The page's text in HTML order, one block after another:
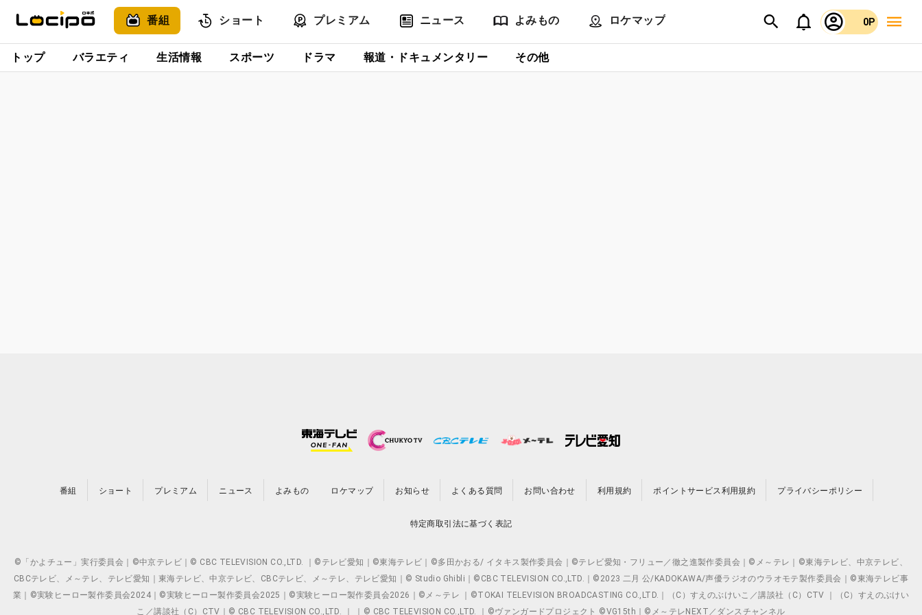
番組 ショート プレミアム ニュース よみもの ロケマップ 0P
トップ バラエティ 生活情報 スポーツ ドラマ 報道・ドキュメンタリー その他
番組 ショート プレミアム ニュース よみもの ロケマップ お知らせ よくある質問 お問い合わせ 利用規約 ポイントサービス利用規約 プライバシーポリシー
特定商取引法に基づく表記
©「かよチュー」実行委員会｜©中京テレビ｜© CBC TELEVISION CO.,LTD. ｜©テレビ愛知｜©東海テレビ｜©多田かおる/ イタキス製作委員会｜©テレビ愛知・フリュー／徹之進製作委員会｜©メ～テレ｜©東海テレビ、中京テレビ、
CBCテレビ、メ～テレ、テレビ愛知｜東海テレビ、中京テレビ、CBCテレビ、メ～テレ、テレビ愛知｜© Studio Ghibli｜©CBC TELEVISION CO.,LTD.｜©2023 二月 公/KADOKAWA/声優ラジオのウラオモテ製作委員会｜©東海テレビ事
業｜©実験ヒーロー製作委員会2024｜©実験ヒーロー製作委員会2025｜©実験ヒーロー製作委員会2026｜©メ～テレ ｜©TOKAI TELEVISION BROADCASTING CO.,LTD.｜（C）すえのぶけいこ／講談社（C）CTV ｜（C）すえのぶけい
こ／講談社（C）CTV｜© CBC TELEVISION CO.,LTD. ｜ ｜© CBC TELEVISION CO.,LTD. ｜©ヴァンガードプロジェクト ©VG15th｜©メ～テレNEXT／ダンスチャンネル